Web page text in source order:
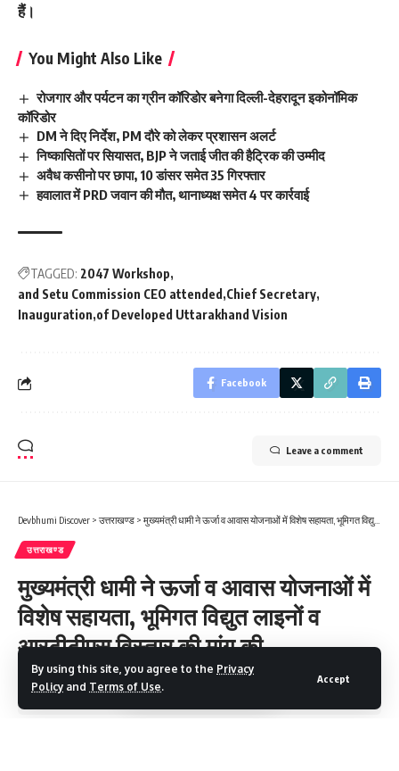
By using this site, you agree to the Privacy
Policy and Terms of Use.
Accept
हैं।
You Might Also Like
रोजगार और पर्यटन का ग्रीन कॉरिडोर बनेगा दिल्ली-देहरादून इकोनॉमिक
कॉरिडोर
DM ने दिए निर्देश, PM दौरे को लेकर प्रशासन अलर्ट
निष्कासितों पर सियासत, BJP ने जताई जीत की हैट्रिक की उम्मीद
अवैध कसीनो पर छापा, 10 डांसर समेत 35 गिरफ्तार
हवालात में PRD जवान की मौत, थानाध्यक्ष समेत 4 पर कार्रवाई
TAGGED: 2047 Workshop
and Setu Commission CEO attended Chief Secretary
Inauguration of Developed Uttarakhand Vision
Facebook
Leave a comment
Devbhumi Discover > उत्तराखण्ड > मुख्यमंत्री धामी ने ऊर्जा व आवास योजनाओं में विशेष सहायता, भूमिगत विद्युत लाइनों व आरटीटीएस विस्तार की मांग की
उत्तराखण्ड
मुख्यमंत्री धामी ने ऊर्जा व आवास योजनाओं में
विशेष सहायता, भूमिगत विद्युत लाइनों व
आरटीटीएस विस्तार की मांग की